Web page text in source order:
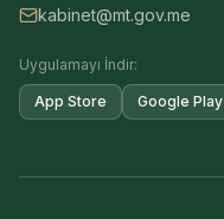
kabinet@mt.gov.me
Uygulamayı İndir:
App Store Google Play